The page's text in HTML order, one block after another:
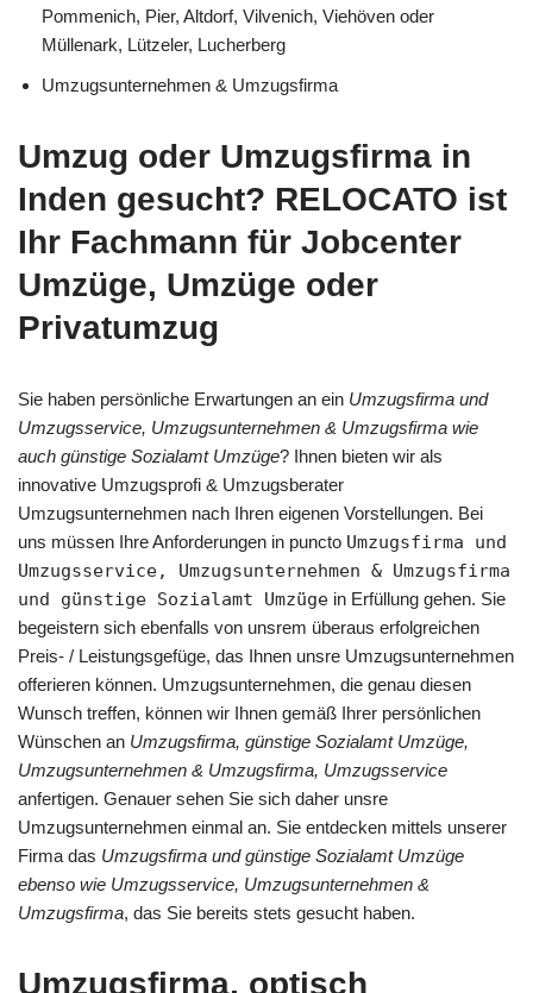
Pommenich, Pier, Altdorf, Vilvenich, Viehöven oder
Müllenark, Lützeler, Lucherberg
Umzugsunternehmen & Umzugsfirma
Umzug oder Umzugsfirma in
Inden gesucht? RELOCATO ist
Ihr Fachmann für Jobcenter
Umzüge, Umzüge oder
Privatumzug
Sie haben persönliche Erwartungen an ein Umzugsfirma und
Umzugsservice, Umzugsunternehmen & Umzugsfirma wie
auch günstige Sozialamt Umzüge? Ihnen bieten wir als
innovative Umzugsprofi & Umzugsberater
Umzugsunternehmen nach Ihren eigenen Vorstellungen. Bei
uns müssen Ihre Anforderungen in puncto Umzugsfirma und
Umzugsservice, Umzugsunternehmen & Umzugsfirma
und günstige Sozialamt Umzüge in Erfüllung gehen. Sie
begeistern sich ebenfalls von unsrem überaus erfolgreichen
Preis- / Leistungsgefüge, das Ihnen unsre Umzugsunternehmen
offerieren können. Umzugsunternehmen, die genau diesen
Wunsch treffen, können wir Ihnen gemäß Ihrer persönlichen
Wünschen an Umzugsfirma, günstige Sozialamt Umzüge,
Umzugsunternehmen & Umzugsfirma, Umzugsservice
anfertigen. Genauer sehen Sie sich daher unsre
Umzugsunternehmen einmal an. Sie entdecken mittels unserer
Firma das Umzugsfirma und günstige Sozialamt Umzüge
ebenso wie Umzugsservice, Umzugsunternehmen &
Umzugsfirma, das Sie bereits stets gesucht haben.
Umzugsfirma, optisch